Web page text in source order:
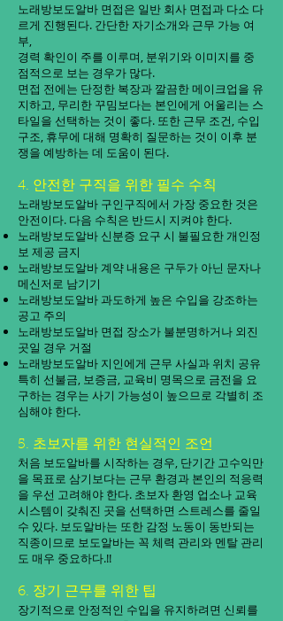
노래방보도알바 면접은 일반 회사 면접과 다소 다
르게 진행된다. 간단한 자기소개와 근무 가능 여
부,
경력 확인이 주를 이루며, 분위기와 이미지를 중
점적으로 보는 경우가 많다.
면접 전에는 단정한 복장과 깔끔한 메이크업을 유
지하고, 무리한 꾸밈보다는 본인에게 어울리는 스
타일을 선택하는 것이 좋다. 또한 근무 조건, 수입
구조, 휴무에 대해 명확히 질문하는 것이 이후 분
쟁을 예방하는 데 도움이 된다.
4. 안전한 구직을 위한 필수 수칙
노래방보도알바 구인구직에서 가장 중요한 것은
안전이다. 다음 수칙은 반드시 지켜야 한다.
노래방보도알바 신분증 요구 시 불필요한 개인정
보 제공 금지
노래방보도알바 계약 내용은 구두가 아닌 문자나
메신저로 남기기
노래방보도알바 과도하게 높은 수입을 강조하는
공고 주의
노래방보도알바 면접 장소가 불분명하거나 외진
곳일 경우 거절
노래방보도알바 지인에게 근무 사실과 위치 공유
특히 선불금, 보증금, 교육비 명목으로 금전을 요
구하는 경우는 사기 가능성이 높으므로 각별히 조
심해야 한다.
5. 초보자를 위한 현실적인 조언
처음 보도알바를 시작하는 경우, 단기간 고수익만
을 목표로 삼기보다는 근무 환경과 본인의 적응력
을 우선 고려해야 한다. 초보자 환영 업소나 교육
시스템이 갖춰진 곳을 선택하면 스트레스를 줄일
수 있다. 보도알바는 또한 감정 노동이 동반되는
직종이므로 보도알바는 꼭 체력 관리와 멘탈 관리
도 매우 중요하다.!!
6. 장기 근무를 위한 팁
장기적으로 안정적인 수입을 유지하려면 신뢰를